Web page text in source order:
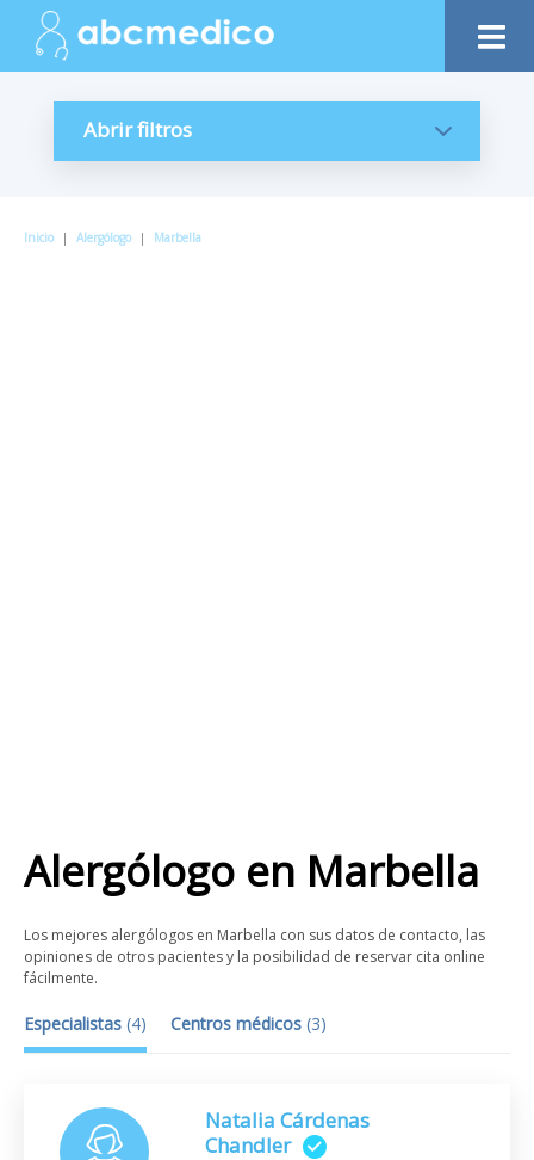
Abrir filtros
Inicio | Alergólogo | Marbella
Alergólogo en Marbella
Los mejores alergólogos en Marbella con sus datos de contacto, las
opiniones de otros pacientes y la posibilidad de reservar cita online
fácilmente.
Especialistas (4) Centros médicos (3)
Natalia Cárdenas
Chandler